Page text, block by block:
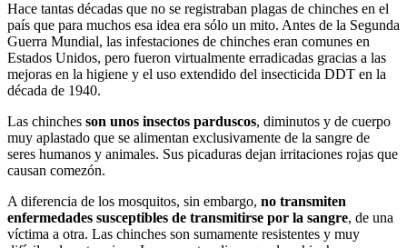
Hace tantas décadas que no se registraban plagas de chinches en el
país que para muchos esa idea era sólo un mito. Antes de la Segunda
Guerra Mundial, las infestaciones de chinches eran comunes en
Estados Unidos, pero fueron virtualmente erradicadas gracias a las
mejoras en la higiene y el uso extendido del insecticida DDT en la
década de 1940.
Las chinches son unos insectos parduscos, diminutos y de cuerpo
muy aplastado que se alimentan exclusivamente de la sangre de
seres humanos y animales. Sus picaduras dejan irritaciones rojas que
causan comezón.
A diferencia de los mosquitos, sin embargo, no transmiten
enfermedades susceptibles de transmitirse por la sangre, de una
víctima a otra. Las chinches son sumamente resistentes y muy